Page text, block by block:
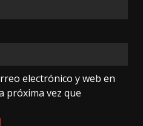
electrónico y web en
próxima vez que